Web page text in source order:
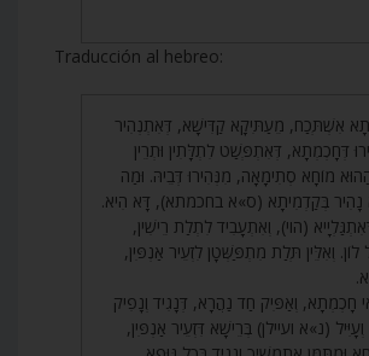
Traducción al hebreo:
אִשְׁתְּכַח, מֵעַתִּיקָא קַדִּישָׁא, דְּאִתְנְהִיר
דְּחָכְמְתָא, דְּאִתְפְּשַׁט לִתְלָּתִין וּתְרֵין
מוֹחָא סְתִימָאָה, מִנְּהִירוּ דְּבֵיהּ. וּמַה
נָהִיר בְּקַדְמִיתָא (ס»א בחכמתא), דָּא הִיא.
(הוי), וְאִתְעָבִיד לִתְלַת רֵישִׁין,
לוֹן. וְאִלֵּין תְּלַת מִתְפַּשְּׁטָן לִזְעֵיר אַנְפִּין,
חָכְמְתָא, וְאַפִּיק חַד נַהֲרָא, דְּנָגִיד וְנָפִיק
(נ»א ועיילן) בְּרֵישָׁא דִּזְעֵיר אַנְפִּין,